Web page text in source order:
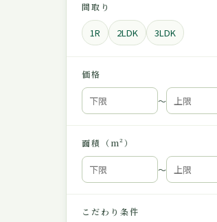
間取り
1R 2LDK 3LDK
価格
〜
面積（m²）
〜
こだわり条件